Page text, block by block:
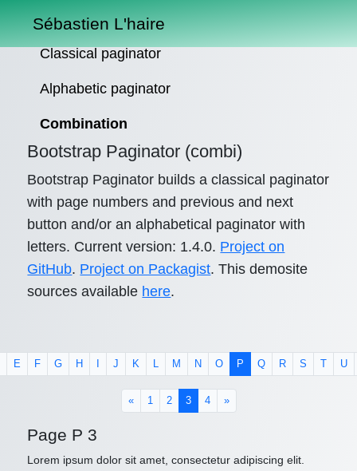
Sébastien L'haire
Classical paginator
Alphabetic paginator
Combination
Bootstrap Paginator (combi)
Bootstrap Paginator builds a classical paginator
with page numbers and previous and next
button and/or an alphabetical paginator with
letters. Current version: 1.4.0. Project on
GitHub. Project on Packagist. This demosite
sources available here.
E F G H J K L M N O P Q R S U
« 1 2 3(current)
4 »
Page P 3
Lorem ipsum dolor sit amet, consectetur adipiscing elit.